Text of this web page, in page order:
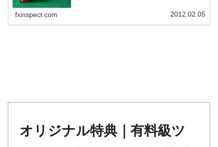
fxinspect.com 2012.02.05
オリジナル特典｜有料級ツ